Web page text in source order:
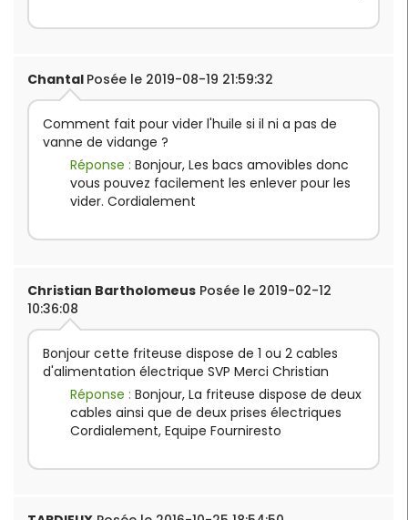
Chantal Posée le 2019-08-19 21:59:32
Comment fait pour vider l'huile si il ni a pas de
vanne de vidange ?
Réponse : Bonjour, Les bacs amovibles donc
vous pouvez facilement les enlever pour les
vider. Cordialement
Christian Bartholomeus Posée le 2019-02-12
10:36:08
Bonjour cette friteuse dispose de 1 ou 2 cables
d'alimentation électrique SVP Merci Christian
Réponse : Bonjour, La friteuse dispose de deux
cables ainsi que de deux prises électriques
Cordialement, Equipe Fourniresto